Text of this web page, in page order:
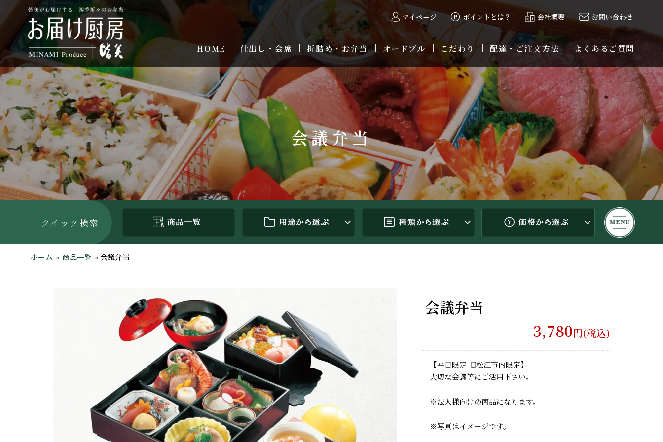
ン
ツ
へ
ス
ッ
プ
マイページ ポイントとは？ 会社概要 お問い合わせ
HOME 仕出し・会席 折詰め・お弁当 オードブル こだわり 配達・ご注文方法 よくあるご質問
会議弁当
クイック検索
ホーム » 商品一覧 » 会議弁当
会議弁当
3,780円(税込)
【平日限定 旧松江市内限定】
大切な会議等にご活用下さい。
※法人様向けの商品になります。
※写真はイメージです。